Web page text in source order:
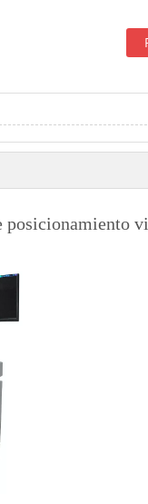
posicionamiento